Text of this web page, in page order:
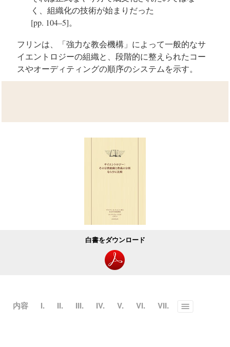
く、組織化の技術が始まりだった
[pp. 104–5]。
フリンは、「強力な教会機構」によって一般的なサ
イエントロジーの組織と、段階的に整えられたコー
スやオーディティングの順序のシステムを示す。
白書をダウンロード
内容 I. II. III. IV. V. VI. VII. Toggle